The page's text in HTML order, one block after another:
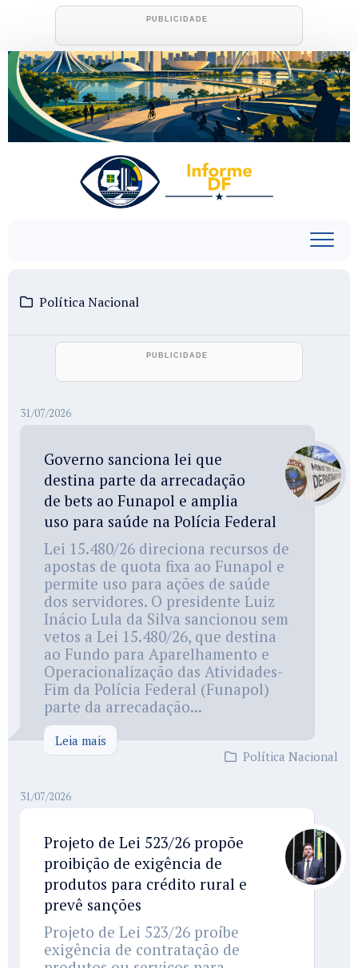
Skip
content
Política Nacional
31/07/2026
Governo sanciona lei que
destina parte da arrecadação
de bets ao Funapol e amplia
uso para saúde na Polícia Federal
Lei 15.480/26 direciona recursos de
apostas de quota fixa ao Funapol e
permite uso para ações de saúde
dos servidores. O presidente Luiz
Inácio Lula da Silva sancionou sem
vetos a Lei 15.480/26, que destina
ao Fundo para Aparelhamento e
Operacionalização das Atividades-
Fim da Polícia Federal (Funapol)
parte da arrecadação...
Leia mais
Política Nacional
31/07/2026
Projeto de Lei 523/26 propõe
proibição de exigência de
produtos para crédito rural e
prevê sanções
Projeto de Lei 523/26 proíbe
exigência de contratação de